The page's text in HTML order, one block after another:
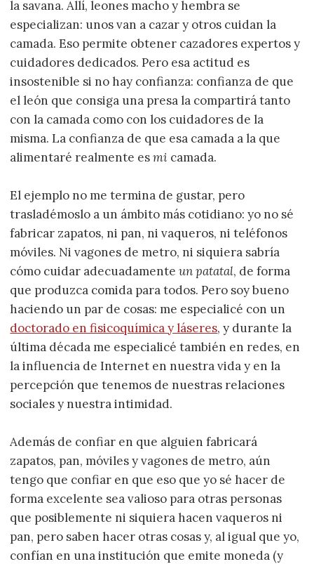
la savana. Allí, leones macho y hembra se
especializan: unos van a cazar y otros cuidan la
camada. Eso permite obtener cazadores expertos y
cuidadores dedicados. Pero esa actitud es
insostenible si no hay confianza: confianza de que
el león que consiga una presa la compartirá tanto
con la camada como con los cuidadores de la
misma. La confianza de que esa camada a la que
alimentaré realmente esmi camada.
El ejemplo no me termina de gustar, pero
trasladémoslo a un ámbito más cotidiano: yo no sé
fabricar zapatos, ni pan, ni vaqueros, ni teléfonos
móviles. Ni vagones de metro, ni siquiera sabría
cómo cuidar adecuadamenteun patatal, de forma
que produzca comida para todos. Pero soy bueno
haciendo un par de cosas: me especialicé con un
doctorado en fisicoquímica y láseres, y durante la
última década me especialicé también en redes, en
la influencia de Internet en nuestra vida y en la
percepción que tenemos de nuestras relaciones
sociales y nuestra intimidad.
Además de confiar en que alguien fabricará
zapatos, pan, móviles y vagones de metro, aún
tengo que confiar en que eso que yo sé hacer de
forma excelente sea valioso para otras personas
que posiblemente ni siquiera hacen vaqueros ni
pan, pero saben hacer otras cosas y, al igual que yo,
confían en una institución que emite moneda (y